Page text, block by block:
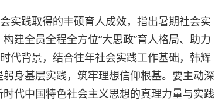
实践取得的丰硕育人成效，指出暑期社会实
建全员全程全方位“大思政”育人格局、助力
代背景，结合往年社会实践工作基础，韩辉
身基层实践，筑牢理想信仰根基。要主动深
代中国特色社会主义思想的真理力量与实践